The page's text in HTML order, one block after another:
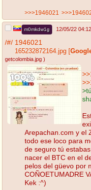
>>>1946021
m0mkdw1g 12/05/22 04:12
/#/ 1946021
165232872164.jpg
getcolombia.jpg )
Arepachan.com y el
todo ese loco para
de seguro tú
nacer el BTC en el
pelos del güevo por
COÑOETUMADRE
Kek :^)